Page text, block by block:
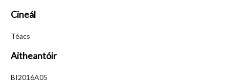
Cineál
Téacs
Aitheantóir
BI2016A05